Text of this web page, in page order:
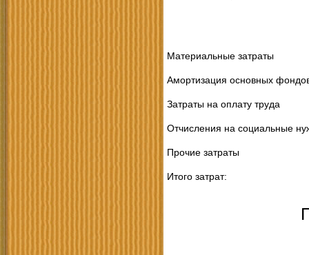
Материальные затраты
Амортизация основных
Затраты на оплату труда
Отчисления на социальные
Прочие затраты
Итого затрат: